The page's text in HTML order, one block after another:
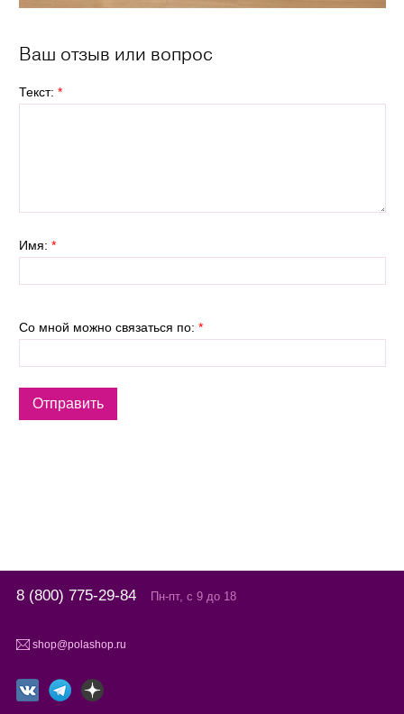
Ваш отзыв или вопрос
Текст: *
Имя: *
Со мной можно связаться по: *
8 (800) 775-29-84 Пн-пт, с 9 до 18
shop@polashop.ru